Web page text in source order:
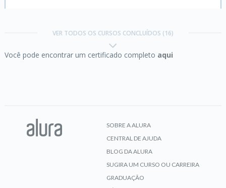
VER TODOS OS CURSOS CONCLUÍDOS (16)
Você pode encontrar um certificado completo aqui
SOBRE A ALURA
CENTRAL DE AJUDA
BLOG DA ALURA
SUGIRA UM CURSO OU CARREIRA
GRADUAÇÃO